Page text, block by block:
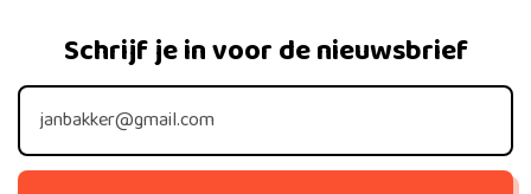
Schrijf je in voor de nieuwsbrief